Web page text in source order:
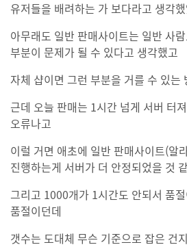
유저들을 배려하는 가 보다라고 생각
아무래도 일반 판매사이트는 일반 사
부분이 문제가 될 수 있다고 생각했고
자체 샵이면 그런 부분을 거를 수 있는
근데 오늘 판매는 1시간 넘게 서버 터
오류나고
이럴 거면 애초에 일반 판매사이트(알
진행하는게 서버가 더 안정되었을 것
그리고 1000개가 1시간도 안되서 품
품절이던데
갯수는 도대체 무슨 기준으로 잡은 건